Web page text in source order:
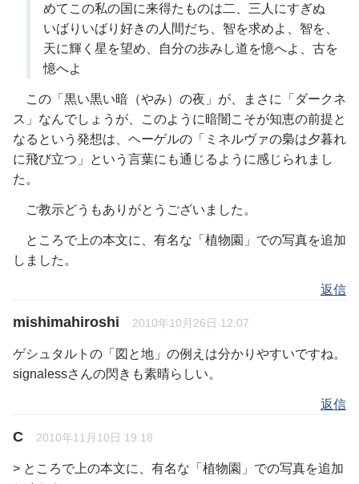
めてこの私の国に来得たものは二、三人にすぎぬ
いばりいばり好きの人間だち、智を求めよ、智を、
天に輝く星を望め、自分の歩みし道を憶へよ、古を
憶へよ
この「黒い黒い暗（やみ）の夜」が、まさに「ダークネ
ス」なんでしょうが、このように暗闇こそが知恵の前提と
なるという発想は、ヘーゲルの「ミネルヴァの梟は夕暮れ
に飛び立つ」という言葉にも通じるように感じられまし
た。
ご教示どうもありがとうございました。
ところで上の本文に、有名な「植物園」での写真を追加
しました。
返信
mishimahiroshi 2010年10月26日 12:07
ゲシュタルトの「図と地」の例えは分かりやすいですね。
signalessさんの閃きも素晴らしい。
返信
C 2010年11月10日 19:18
> ところで上の本文に、有名な「植物園」での写真を追加